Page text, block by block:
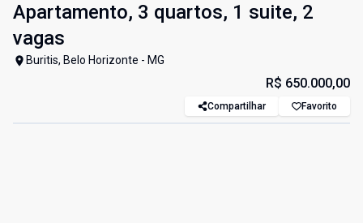
Apartamento, 3 quartos, 1 suite, 2
vagas
Buritis, Belo Horizonte - MG
R$ 650.000,00
Compartilhar Favorito